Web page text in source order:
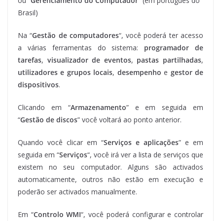
Brasil)
Na “Gestão de computadores“, você poderá ter acesso
a várias ferramentas do sistema: programador de
tarefas, visualizador de eventos, pastas partilhadas,
utilizadores e grupos locais, desempenho e gestor de
dispositivos.
Clicando em “Armazenamento” e em seguida em
“Gestão de discos” você voltará ao ponto anterior.
Quando você clicar em “Serviços e aplicações” e em
seguida em “Serviços“, você irá ver a lista de serviços que
existem no seu computador. Alguns são activados
automaticamente, outros não estão em execução e
poderão ser activados manualmente.
Em “Controlo WMI“, você poderá configurar e controlar